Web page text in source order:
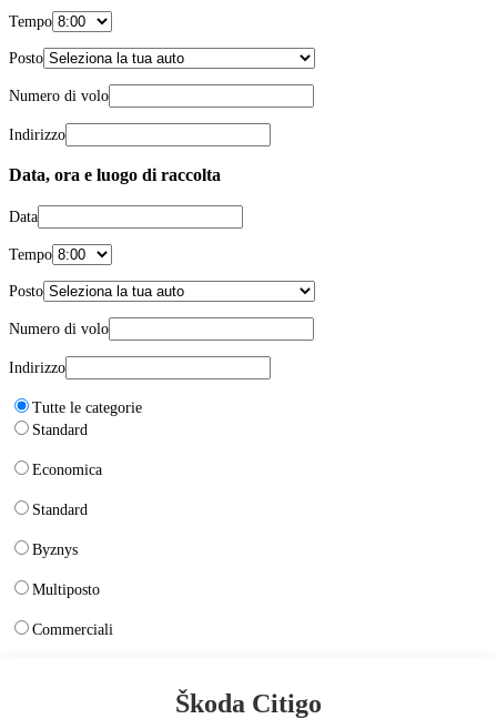
Tempo
Posto
Numero di volo
Indirizzo
Data, ora e luogo di raccolta
Data
Tempo
Posto
Numero di volo
Indirizzo
Tutte le categorie
Standard
Economica
Standard
Byznys
Multiposto
Commerciali
Škoda Citigo